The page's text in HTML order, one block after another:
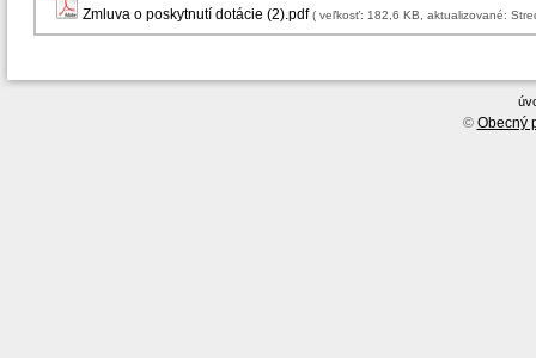
Zmluva o poskytnutí dotácie (2).pdf ( veľkosť: 182,6 KB,
© Obecný